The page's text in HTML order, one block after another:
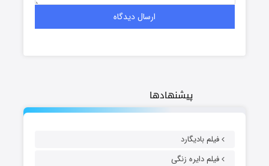
پیشنهادها
فیلم بادیگارد
فیلم دایره زنگی